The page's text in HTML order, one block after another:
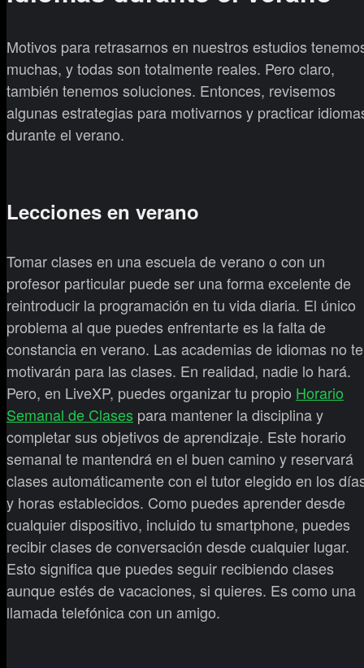
Motivos para retrasarnos en nuestros estudios
muchas, y todas son totalmente reales. Pero claro,
también tenemos soluciones. Entonces, revisemos
algunas estrategias para motivarnos y practicar
durante el verano.
Lecciones en verano
Tomar clases en una escuela de verano o con un
profesor particular puede ser una forma excelente de
reintroducir la programación en tu vida diaria. El único
problema al que puedes enfrentarte es la falta de
constancia en verano. Las academias de idiomas no te
motivarán para las clases. En realidad, nadie lo hará.
Pero, en LiveXP, puedes organizar tu propio Horario
Semanal de Clases para mantener la disciplina y
completar sus objetivos de aprendizaje. Este horario
semanal te mantendrá en el buen camino y reservará
clases automáticamente con el tutor elegido en los
y horas establecidos. Como puedes aprender desde
cualquier dispositivo, incluido tu smartphone, puedes
recibir clases de conversación desde cualquier lugar.
Esto significa que puedes seguir recibiendo clases
aunque estés de vacaciones, si quieres. Es como una
llamada telefónica con un amigo.